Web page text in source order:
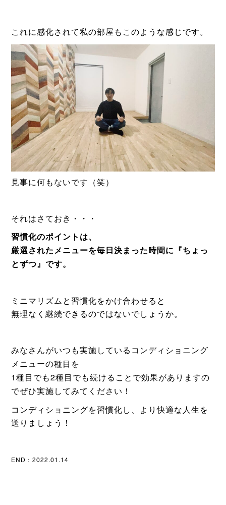
これに感化されて私の部屋もこのような感じです。
見事に何もないです（笑）
それはさておき・・・
習慣化のポイントは、
厳選されたメニューを毎日決まった時間に『ちょっ
とずつ』です。
ミニマリズムと習慣化をかけ合わせると
無理なく継続できるのではないでしょうか。
みなさんがいつも実施しているコンディショニング
メニューの種目を
1種目でも2種目でも続けることで効果がありますの
でぜひ実施してみてください！
コンディショニングを習慣化し、より快適な人生を
送りましょう！
END：2022.01.14